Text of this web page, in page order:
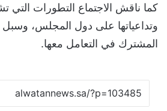
كما ناقش الاجتماع التطورات التي
وتداعياتها على دول المجلس، وسبل
المشترك في التعامل معها.